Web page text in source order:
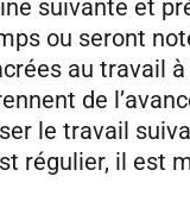
suivante et
ou seront
au travail
de
le travail
régulier, il est